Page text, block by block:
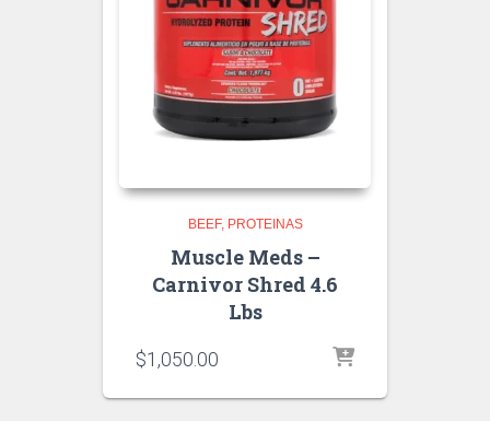
BEEF PROTEINAS
Muscle Meds –
Carnivor Shred 4.6
Lbs
$1,050.00